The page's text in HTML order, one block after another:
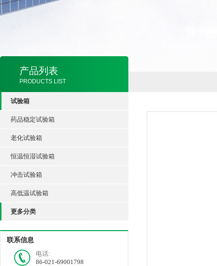
产品列表
PRODUCTS LIST
试验箱
药品稳定试验箱
老化试验箱
恒温恒湿试验箱
冲击试验箱
高低温试验箱
更多分类
联系信息
电话:
86-021-69001798